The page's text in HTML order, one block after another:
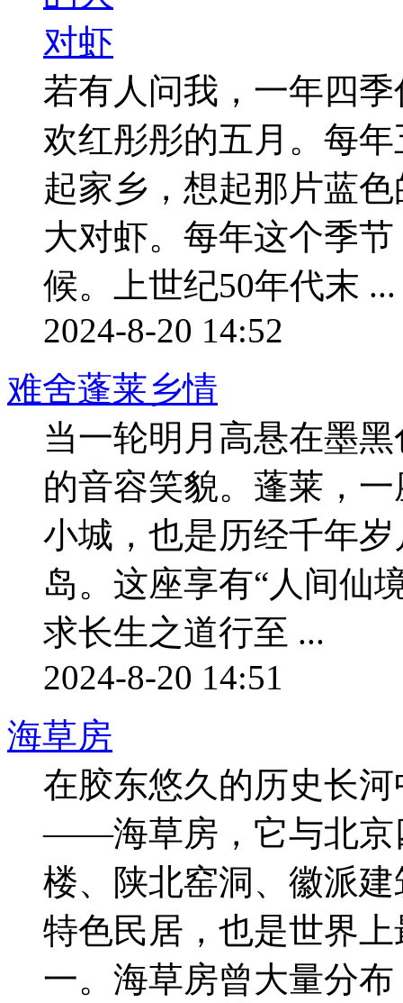
若有人问我，一年四
欢红彤彤的五月。每
起家乡，想起那片蓝
大对虾。每年这个季
候。上世纪50年代末 ...
2024-8-20 14:52
难舍蓬莱乡情
当一轮明月高悬在墨
的音容笑貌。蓬莱，
小城，也是历经千年
岛。这座享有“人间仙
求长生之道行至 ...
2024-8-20 14:51
海草房
在胶东悠久的历史长
——海草房，它与北京
楼、陕北窑洞、徽派
特色民居，也是世界
一。海草房曾大量分布